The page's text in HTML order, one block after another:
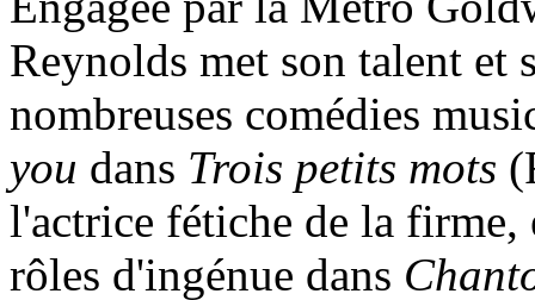
Reynolds met son talent et
nombreuses comédies
you dans Trois petits mots
l'actrice fétiche de la firme,
rôles d'ingénue dans